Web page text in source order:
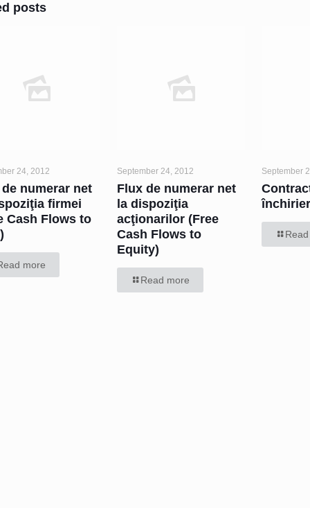
posts
24, 2012
numerar net
firmei
Cash Flows to
more
September 24, 2012
Flux de numerar net
la dispoziţia
acţionarilor (Free
Cash Flows to
Equity)
Read more
September